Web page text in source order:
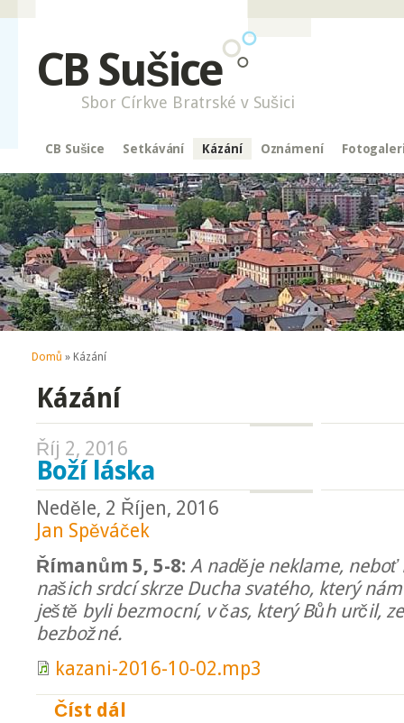
CB Sušice
Sbor Církve Bratrské v Sušici
CB Sušice Setkávání Kázání Oznámení
Jste zde
Domů » Kázání
Kázání
Říj 2, 2016
Boží láska
Neděle, 2 Říjen, 2016
Jan Spěváček
Římanům 5, 5-8: A naděje neklame, neboť
našich srdcí skrze Ducha svatého, který
ještě byli bezmocní, v čas, který Bůh určil,
bezbožné.
kazani-2016-10-02.mp3
Číst dál